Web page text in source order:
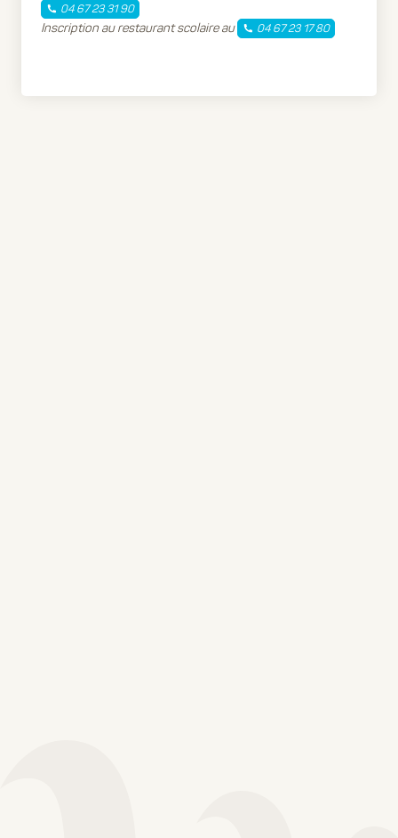
04 67 23 31 90
Inscription au restaurant scolaire au 04 67 23 17 80